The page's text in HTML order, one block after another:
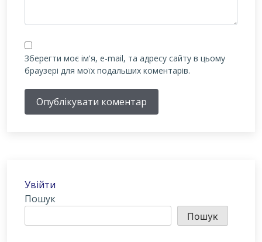
Зберегти моє ім'я, e-mail, та адресу сайту в цьому
браузері для моїх подальших коментарів.
Опублікувати коментар
Увійти
Пошук
Пошук